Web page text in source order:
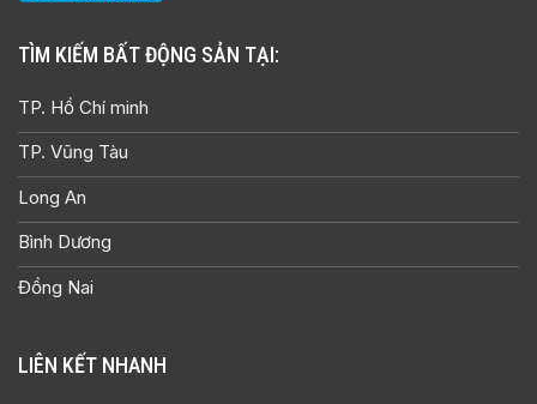
TÌM KIẾM BẤT ĐỘNG SẢN TẠI:
TP. Hồ Chí minh
TP. Vũng Tàu
Long An
Bình Dương
Đồng Nai
LIÊN KẾT NHANH